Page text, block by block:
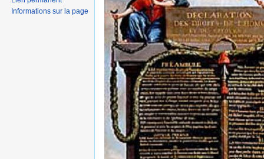
Informations sur la page